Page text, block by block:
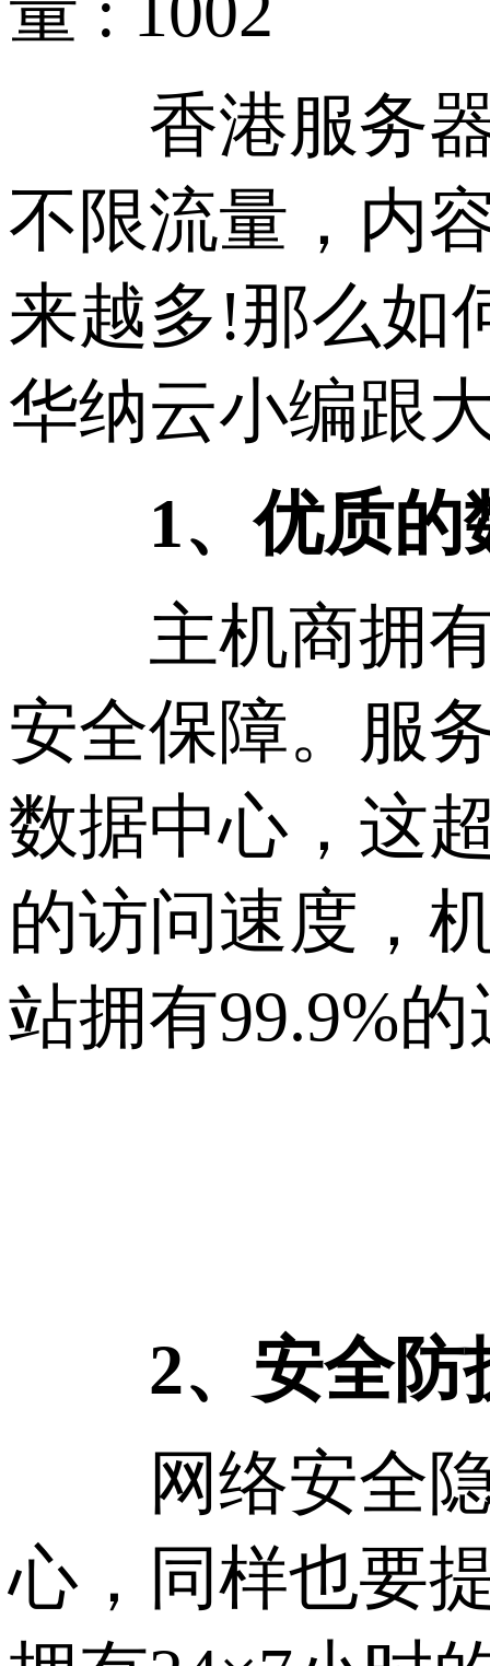
香港服务器
不限流量，内
来越多!那么如
华纳云小编跟
1、优质的
主机商拥有
安全保障。服
数据中心，这
的访问速度，
站拥有99.9%
2、安全防
网络安全隐
心，同样也要